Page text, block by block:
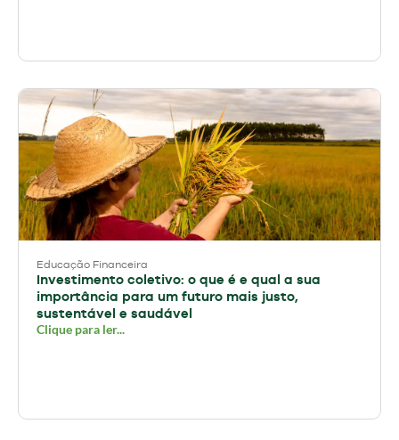
Educação Financeira
Investimento coletivo: o que é e qual a sua
importância para um futuro mais justo,
sustentável e saudável
Clique para ler...